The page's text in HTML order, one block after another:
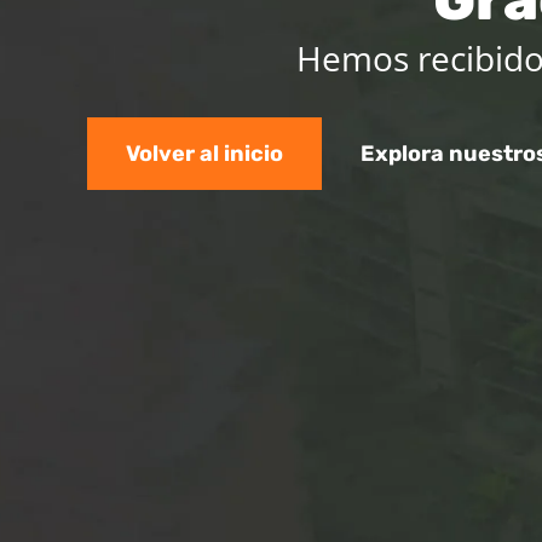
Hemos
Volver al inicio Explora